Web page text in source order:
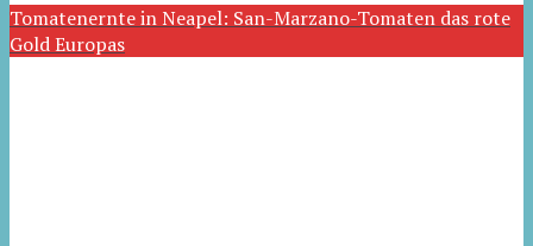
Tomatenernte in Neapel: San-Marzano-Tomaten das rote
Gold Europas